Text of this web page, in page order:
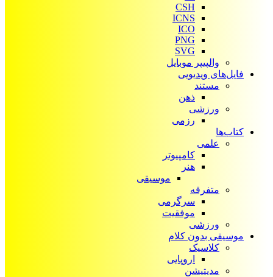
CSH
ICNS
ICO
PNG
SVG
والپیپر موبایل
فایل‌های ویدیویی
مستند
ذهن
ورزشی
رزمی
کتاب‌ها
علمی
کامپیوتر
هنر
موسیقی
متفرقه
سرگرمی
موفقیت
ورزشی
موسیقی بدون کلام
کلاسیک
اروپایی
مدیتیشن